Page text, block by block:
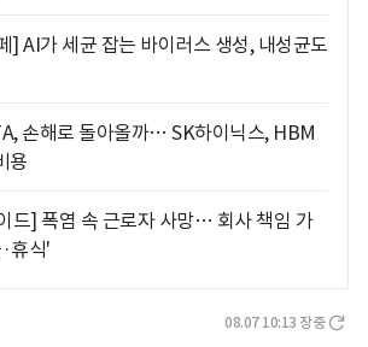
] AI가 세균 잡는 바이러스 생성, 내성균도
손해로 돌아올까… SK하이닉스, HBM
용
드] 폭염 속 근로자 사망… 회사 책임 가
휴식'
08.07 10:13 장중